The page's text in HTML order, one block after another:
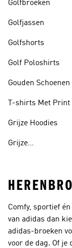
Golfbroeken
Golfjassen
Golfshorts
Golf Poloshirts
Gouden Schoenen
T-shirts Met Print
Grijze Hoodies
Grijze
Comfy, sportief
van adidas dan
adidas-broeken
voor de dag. Of je